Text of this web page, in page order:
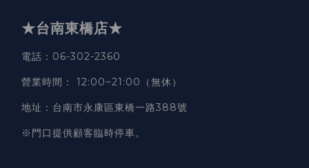
★台南東橋店★
電話 ：06-302-2360
營業時間 ： 12:00~21:00（無休）
地址 ：台南市永康區東橋一路388號
※門口提供顧客臨時停車。